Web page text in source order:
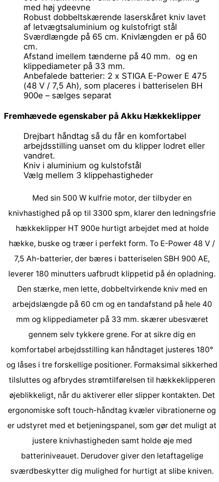
med høj ydeevne
Robust dobbeltskærende laserskåret kniv lavet
af letvægtsaluminium og kulstofrigt stål
Sværdlængde på 65 cm. Knivlængden er på 60
cm.
Afstand imellem tænderne på 40 mm. og en
klippediameter på 33 mm.
Anbefalede batterier: 2 x STIGA E-Power E 475
(48 V / 7,5 Ah), som placeres i batteriselen BH
900e – sælges separat
Fremhævede egenskaber på Akku Hækkeklipper
Drejbart håndtag så du får en komfortabel
arbejdsstilling uanset om du klipper lodret eller
vandret.
Kniv i aluminium og kulstofstål
Vælg mellem 3 klippehastigheder
Med sin 500 W kulfrie motor, der tilbyder en
knivhastighed på op til 3300 spm, klarer den ledningsfrie
hækkeklipper HT 900e hurtigt arbejdet med at holde
hække, buske og træer i perfekt form. To E-Power 48 V /
7,5 Ah-batterier, der bæres i batteriselen SBH 900 AE,
leverer 180 minutters uafbrudt klippetid på én opladning.
Den stærke, men lette, dobbeltvirkende kniv med en
arbejdslængde på 60 cm og en tandafstand på hele 40
mm og klippediameter på 33 mm. skærer ubesværet
gennem selv tykkere grene. For at sikre dig en
komfortabel arbejdsstilling kan håndtaget justeres 180°
og låses i tre forskellige positioner. Formaksimal sikkerhed
tilsluttes og afbrydes strømtilførelsen til hækkeklipperen
øjeblikkeligt, når du aktiverer eller slipper kontakten. Det
ergonomiske soft touch-håndtag kvæler vibrationerne og
er udstyret med et betjeningspanel, som gør det muligt at
justere knivhastigheden samt holde øje med
batteriniveauet. Derudover giver den letaftagelige
sværdbeskytter dig mulighed for hurtigt at slibe kniven.